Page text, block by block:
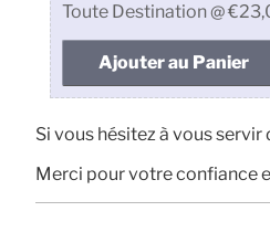
Toute Destination@
Si vous hésitez à vous
Merci pour votre confiance